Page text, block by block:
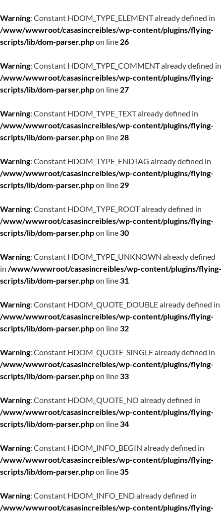
Warning: Constant HDOM_TYPE_ELEMENT already defined in
/www/wwwroot/casasincreibles/wp-content/plugins/flying-
scripts/lib/dom-parser.phpon line 26
Warning: Constant HDOM_TYPE_COMMENT already defined in
/www/wwwroot/casasincreibles/wp-content/plugins/flying-
scripts/lib/dom-parser.phpon line 27
Warning: Constant HDOM_TYPE_TEXT already defined in
/www/wwwroot/casasincreibles/wp-content/plugins/flying-
scripts/lib/dom-parser.phpon line 28
Warning: Constant HDOM_TYPE_ENDTAG already defined in
/www/wwwroot/casasincreibles/wp-content/plugins/flying-
scripts/lib/dom-parser.phpon line 29
Warning: Constant HDOM_TYPE_ROOT already defined in
/www/wwwroot/casasincreibles/wp-content/plugins/flying-
scripts/lib/dom-parser.phpon line30
Warning: Constant HDOM_TYPE_UNKNOWN already defined
in /www/wwwroot/casasincreibles/wp-content/plugins/flying-
scripts/lib/dom-parser.phpon line31
Warning: Constant HDOM_QUOTE_DOUBLE already defined in
/www/wwwroot/casasincreibles/wp-content/plugins/flying-
scripts/lib/dom-parser.phpon line32
Warning: Constant HDOM_QUOTE_SINGLE already defined in
/www/wwwroot/casasincreibles/wp-content/plugins/flying-
scripts/lib/dom-parser.phpon line33
Warning: Constant HDOM_QUOTE_NO already defined in
/www/wwwroot/casasincreibles/wp-content/plugins/flying-
scripts/lib/dom-parser.phpon line34
Warning: Constant HDOM_INFO_BEGIN already defined in
/www/wwwroot/casasincreibles/wp-content/plugins/flying-
scripts/lib/dom-parser.phpon line35
Warning: Constant HDOM_INFO_END already defined in
/www/wwwroot/casasincreibles/wp-content/plugins/flying-